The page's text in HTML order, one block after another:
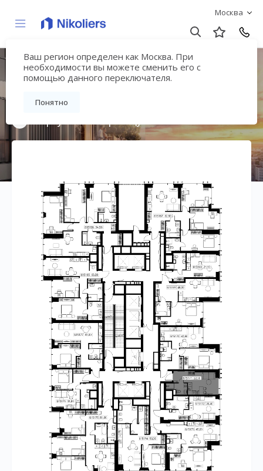
Москва
Ваш регион определен как Москва. При
необходимости вы можете сменить его с
помощью данного переключателя.
Понятно
Мультиквартал
«ВЕЕР»